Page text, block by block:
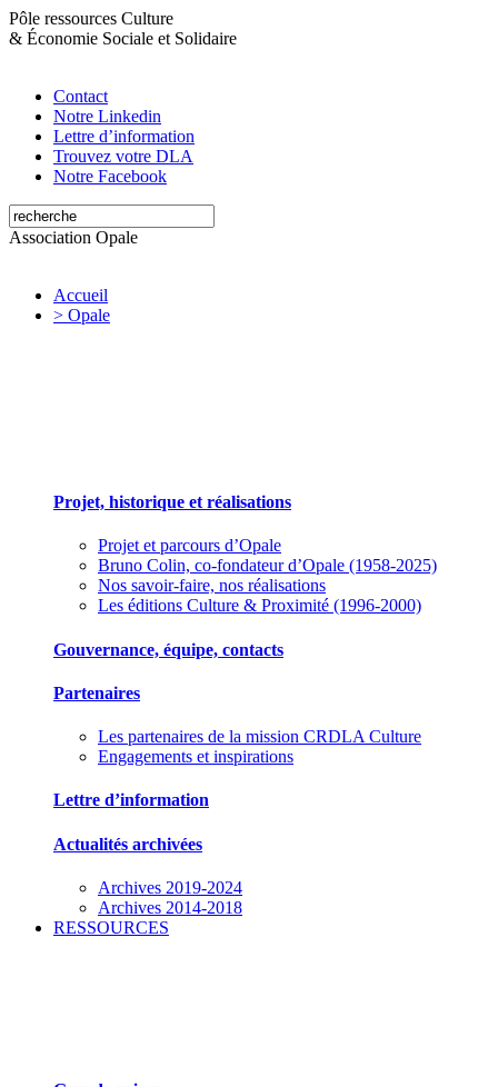
Pôle ressources Culture
& Économie Sociale et Solidaire
Contact
Notre Linkedin
Lettre d’information
Trouvez votre DLA
Notre Facebook
Association Opale
Accueil
> Opale
Projet, historique et réalisations
Projet et parcours d’Opale
Bruno Colin, co-fondateur d’Opale (1958-2025)
Nos savoir-faire, nos réalisations
Les éditions Culture & Proximité (1996-2000)
Gouvernance, équipe, contacts
Partenaires
Les partenaires de la mission CRDLA Culture
Engagements et inspirations
Lettre d’information
Actualités archivées
Archives 2019-2024
Archives 2014-2018
RESSOURCES